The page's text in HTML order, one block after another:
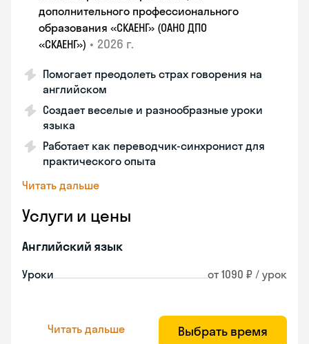
дополнительного профессионального
образования «СКАЕНГ» (ОАНО ДПО
«СКАЕНГ») • 2026 г.
Помогает преодолеть страх говорения на
английском
Создает веселые и разнообразные уроки
языка
Работает как переводчик-синхронист для
практического опыта
Читать дальше
Услуги и цены
Английский язык
Уроки от 1090 ₽ / урок
Читать дальше Выбрать время